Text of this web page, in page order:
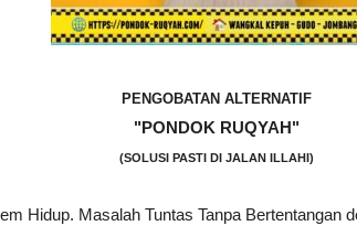
PENGOBATAN ALTERNATIF
"PONDOK RUQYAH"
(SOLUSI PASTI DI JALAN ILLAHI)
Hidup. Masalah Tuntas Tanpa Bertentangan